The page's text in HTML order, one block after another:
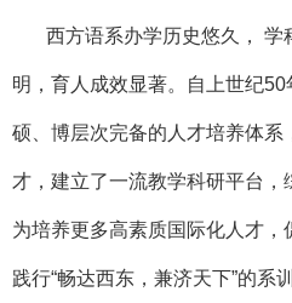
西方语系办学历史悠久， 学
明，育人成效显著。自上世纪50
硕、博层次完备的人才培养体系
才，建立了一流教学科研平台，
为培养更多高素质国际化人才，
践行“畅达西东，兼济天下”的系